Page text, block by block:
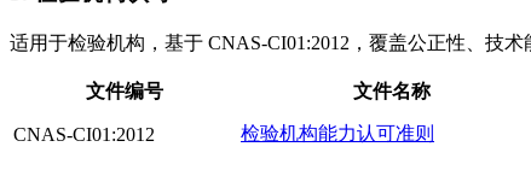
适用于检验机构，基于 CNAS-CI01:2012，覆盖公正性、技
文件编号 文件名称
CNAS-CI01:2012 检验机构能力认可准则